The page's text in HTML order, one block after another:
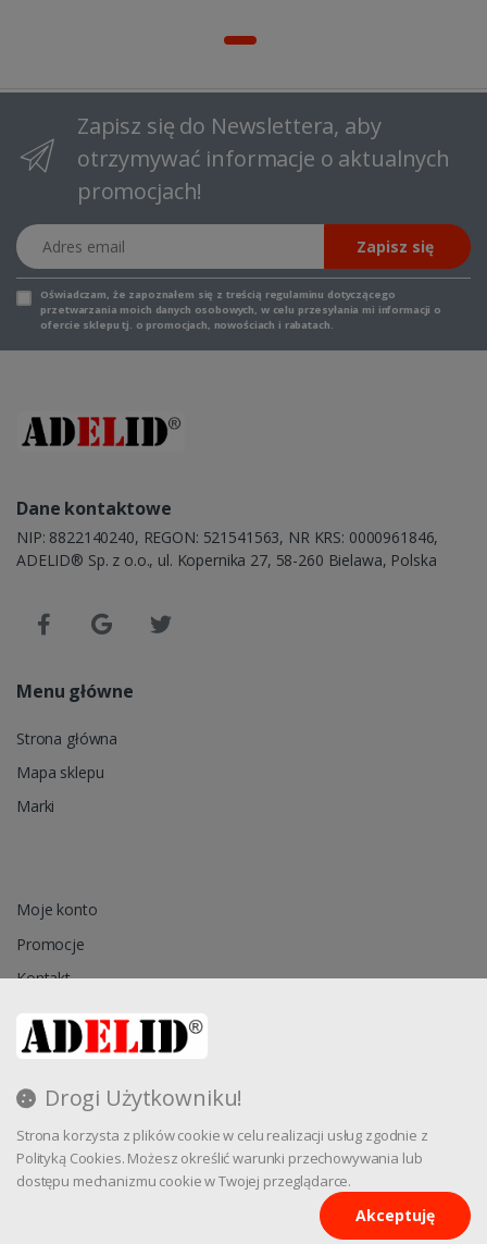
Drogi Użytkowniku!
Strona korzysta z plików cookie w celu realizacji usług zgodnie z
Polityką Cookies. Możesz określić warunki przechowywania lub
dostępu mechanizmu cookie w Twojej przeglądarce.
Akceptuję
Zapisz się do Newslettera, aby
otrzymywać informacje o aktualnych
promocjach!
Adres email
Zapisz się
Oświadczam, że zapoznałem się z treścią regulaminu dotyczącego
przetwarzania moich danych osobowych, w celu przesyłania mi informacji o
ofercie sklepu tj. o promocjach, nowościach i rabatach.
Dane kontaktowe
NIP: 8822140240, REGON: 521541563, NR KRS: 0000961846,
ADELID® Sp. z o.o., ul. Kopernika 27, 58-260 Bielawa, Polska
Menu główne
Strona główna
Mapa sklepu
Marki
Moje konto
Promocje
Kontakt
Regulamin
Reklamacja
Oprogramowanie sklepu internetowego dostarczaCStore.pl